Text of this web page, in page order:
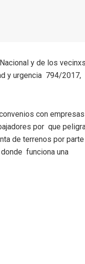
y de los vecinxs
y urgencia 794/2017,
con empresas
por que
de terrenos por parte
funciona una